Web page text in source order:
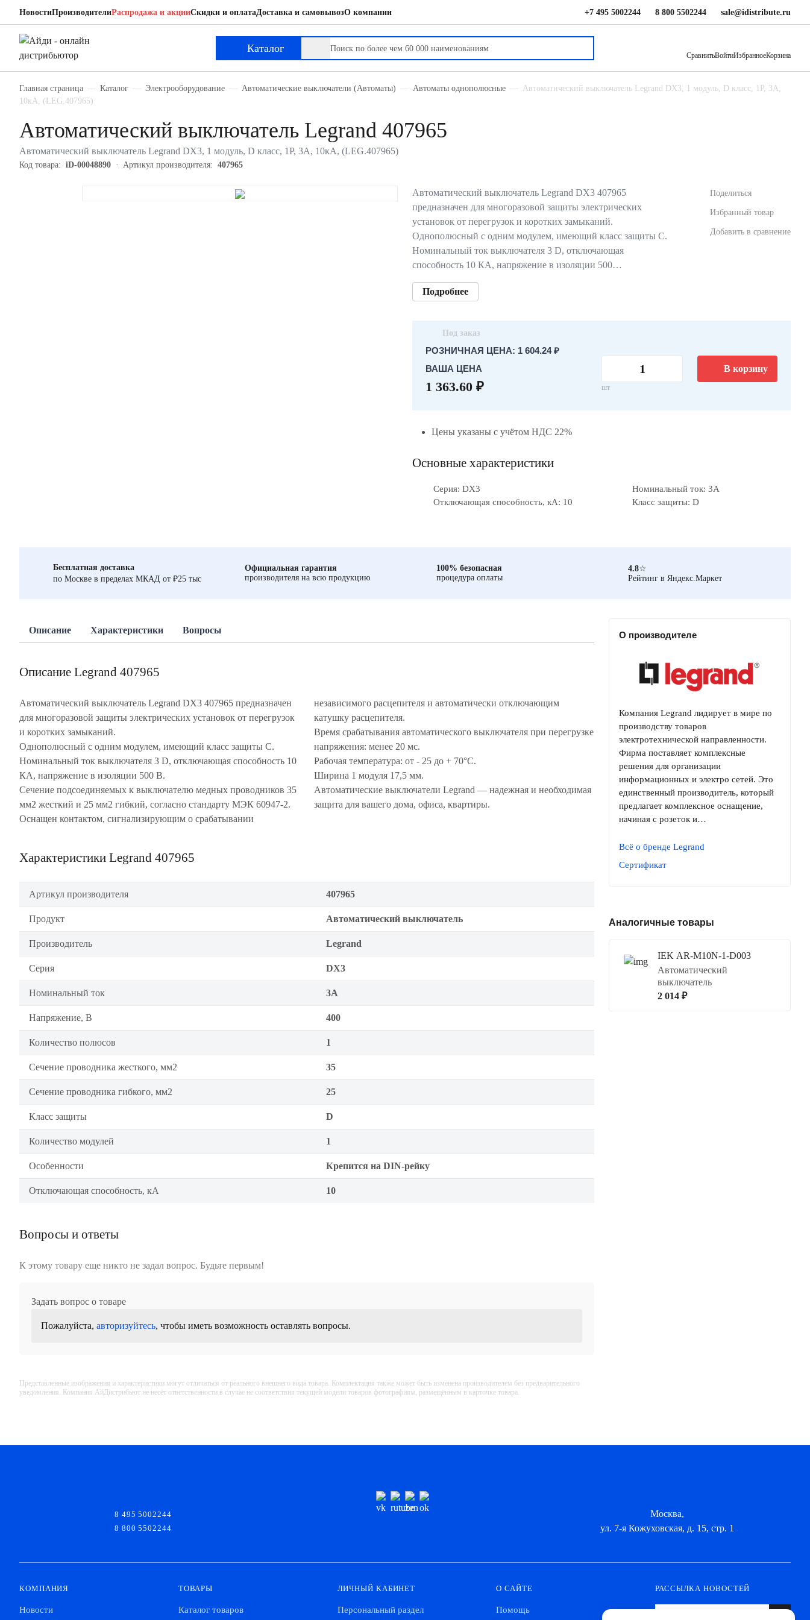
НовостиПроизводителиРаспродажа и акцииСкидки и оплатаДоставка и самовывозО компании +7 495 5002244 8 800 5502244 sale@idistribute.ru
Каталог
СравнитьВойтиИзбранноеКорзина
Главная страница Каталог Электрооборудование Автоматические выключатели (Автоматы) Автоматы однополюсные
Автоматический выключатель Legrand DX3, 1 модуль, D класс, 1P, 3А,
10кА, (LEG.407965)
Автоматический выключатель Legrand 407965
Автоматический выключатель Legrand DX3, 1 модуль, D класс, 1P, 3А, 10кА, (LEG.407965)
Код товара: iD-00048890 Артикул производителя: 407965
Автоматический выключатель Legrand DX3 407965
предназначен для многоразовой защиты электрических
установок от перегрузок и коротких замыканий.
Однополюсный с одним модулем, имеющий класс защиты С.
Номинальный ток выключателя 3 D, отключающая
способность 10 КА, напряжение в изоляции 500…
Подробнее
Поделиться
Избранный товар
Добавить в сравнение
Под заказ
РОЗНИЧНАЯ ЦЕНА: 1 604.24 ₽
ВАША ЦЕНА
1 363.60 ₽ шт
В корзину
Цены указаны с учётом НДС 22%
Основные характеристики
Серия: DX3
Номинальный ток: 3А
Отключающая способность, кА: 10
Класс защиты: D
Бесплатная доставка
по Москве в пределах МКАД от ₽25 тыс
Официальная гарантия
производителя на всю продукцию
100% безопасная
процедура оплаты
4.8☆
Рейтинг в Яндекс.Маркет
Описание Характеристики Вопросы
Описание Legrand 407965
Автоматический выключатель Legrand DX3 407965 предназначен
для многоразовой защиты электрических установок от перегрузок
и коротких замыканий.
Однополюсный с одним модулем, имеющий класс защиты С.
Номинальный ток выключателя 3 D, отключающая способность 10
КА, напряжение в изоляции 500 В.
Сечение подсоединяемых к выключателю медных проводников 35
мм2 жесткий и 25 мм2 гибкий, согласно стандарту МЭК 60947-2.
Оснащен контактом, сигнализирующим о срабатывании
независимого расцепителя и автоматически отключающим
катушку расцепителя.
Время срабатывания автоматического выключателя при перегрузке
напряжения: менее 20 мс.
Рабочая температура: от - 25 до + 70°С.
Ширина 1 модуля 17,5 мм.
Автоматические выключатели Legrand — надежная и необходимая
защита для вашего дома, офиса, квартиры.
Характеристики Legrand 407965
Артикул производителя 407965
Продукт Автоматический выключатель
Производитель Legrand
Серия DX3
Номинальный ток 3А
Напряжение, В 400
Количество полюсов 1
Сечение проводника жесткого, мм2 35
Сечение проводника гибкого, мм2 25
Класс защиты D
Количество модулей 1
Особенности Крепится на DIN-рейку
Отключающая способность, кА 10
Вопросы и ответы
К этому товару еще никто не задал вопрос. Будьте первым!
Задать вопрос о товаре
Пожалуйста, авторизуйтесь, чтобы иметь возможность оставлять вопросы.
Представленные изображения и характеристики могут отличаться от реального внешнего вида товара. Комплектация также может быть изменена производителем без предварительного
уведомления. Компания АйДистрибьют не несёт ответственности в случае не соответствия текущей модели товаров фотографиям, размещённым в карточке товара.
О производителе
Компания Legrand лидирует в мире по
производству товаров
электротехнической направленности.
Фирма поставляет комплексные
решения для организации
информационных и электро сетей. Это
единственный производитель, который
предлагает комплексное оснащение,
начиная с розеток и…
Всё о бренде Legrand
Сертификат
Аналогичные товары
IEK AR-M10N-1-D003
Автоматический
выключатель
2 014 ₽
Legrand 407965
Автоматический выключатель
8 495 5002244
8 800 5502244
Москва,
ул. 7-я Кожуховская, д. 15, стр. 1
КОМПАНИЯ
Новости
ТОВАРЫ
Каталог товаров
ЛИЧНЫЙ КАБИНЕТ
Персональный раздел
О САЙТЕ
Помощь
РАССЫЛКА НОВОСТЕЙ